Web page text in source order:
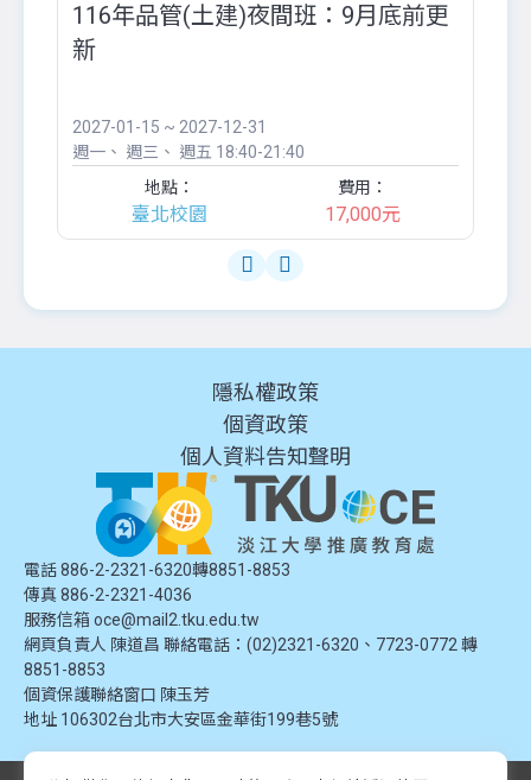
116年品管(土建)夜間班：9月底前更
新
2027-01-15 ~ 2027-12-31
週一
週三 週五 18:40-21:40
地點：
臺北校園
費用：
17,000元
隱私權政策
個資政策
個人資料告知聲明
電話 886-2-2321-6320轉8851-8853
傳真 886-2-2321-4036
服務信箱 oce@mail2.tku.edu.tw
網頁負責人 陳道昌 聯絡電話：(02)2321-6320、7723-0772 轉
8851-8853
個資保護聯絡窗口 陳玉芳
地址 106302台北市大安區金華街199巷5號